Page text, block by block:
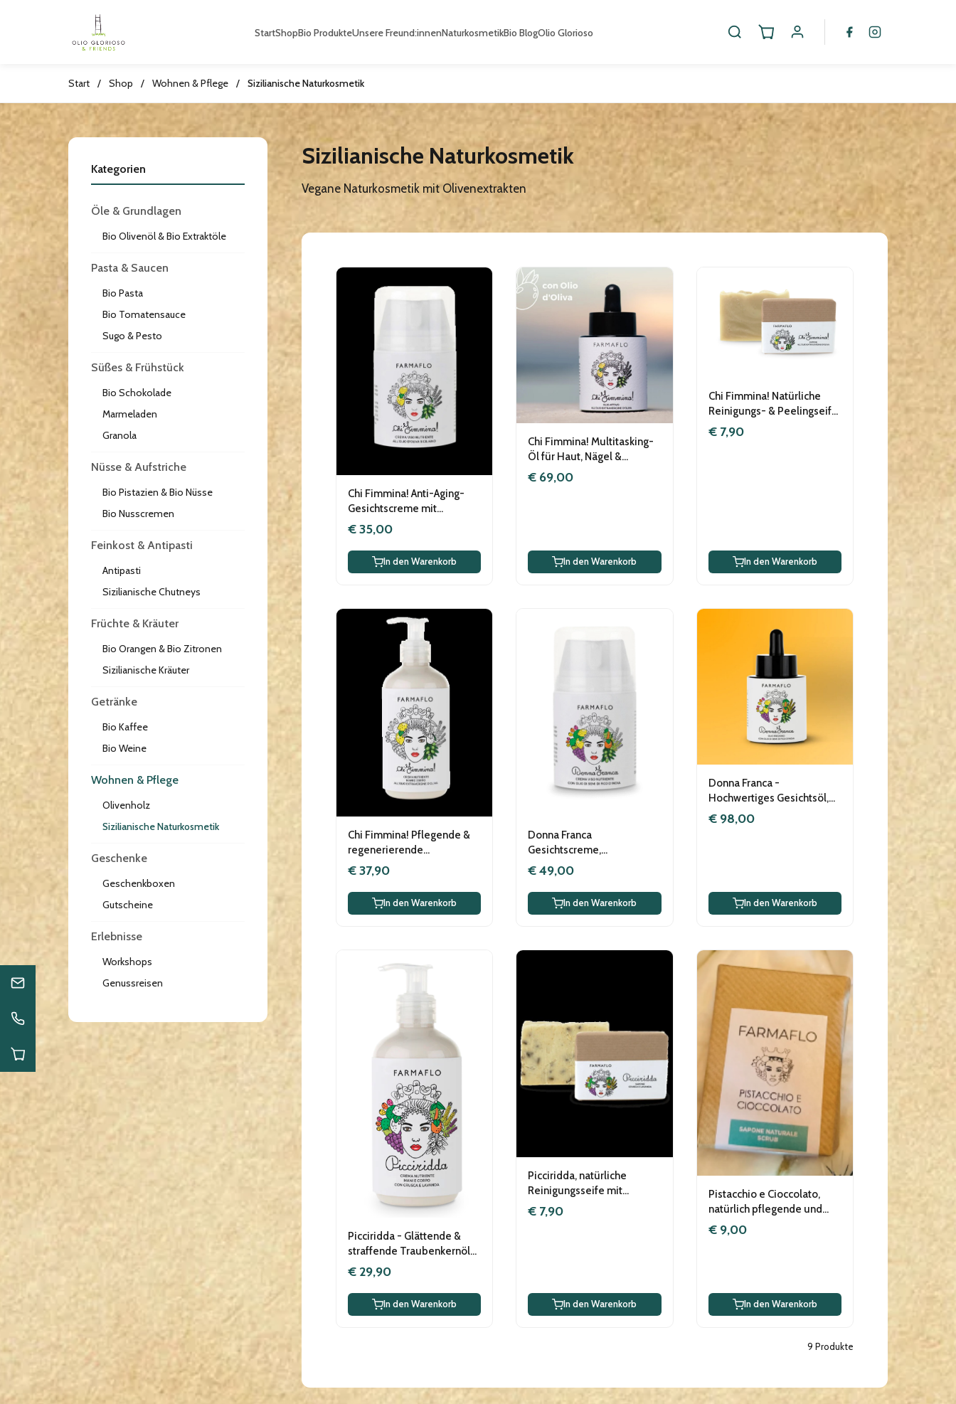
StartShopBio ProdukteUnsere Freund:innenNaturkosmetikBio BlogOlio Glorioso
Start / Shop / Wohnen & Pflege / Sizilianische Naturkosmetik
Kategorien
Öle & Grundlagen
Bio Olivenöl & Bio Extraktöle
Pasta & Saucen
Bio Pasta
Bio Tomatensauce
Sugo & Pesto
Süßes & Frühstück
Bio Schokolade
Marmeladen
Granola
Nüsse & Aufstriche
Bio Pistazien & Bio Nüsse
Bio Nusscremen
Feinkost & Antipasti
Antipasti
Sizilianische Chutneys
Früchte & Kräuter
Bio Orangen & Bio Zitronen
Sizilianische Kräuter
Getränke
Bio Kaffee
Bio Weine
Wohnen & Pflege
Olivenholz
Sizilianische Naturkosmetik
Geschenke
Geschenkboxen
Gutscheine
Erlebnisse
Workshops
Genussreisen
Sizilianische Naturkosmetik
Vegane Naturkosmetik mit Olivenextrakten
Chi Fimmina! Anti-Aging-
Gesichtscreme mit
Olivenextrakten, vegan
€ 35,00
In den Warenkorb
Chi Fimmina! Multitasking-
Öl für Haut, Nägel &
Haarspitzen, vegan
€ 69,00
In den Warenkorb
Chi Fimmina! Natürliche
Reinigungs- & Peelingseife
mit nativem Olivenöl Extra
Vergine, vegan
€ 7,90
In den Warenkorb
Chi Fimmina! Pflegende &
regenerierende
Körpercreme mit
Olivenextrakten&feinstem
Olivenöl Extra V.
€ 37,90
In den Warenkorb
Donna Franca
Gesichtscreme,
Intensivpflege mit
Kaktusfeigenkernöl, vegan
€ 49,00
In den Warenkorb
Donna Franca -
Hochwertiges Gesichtsöl,
vegan
€ 98,00
In den Warenkorb
Picciridda - Glättende &
straffende Traubenkernöl-
Körpercreme, vegan
€ 29,90
In den Warenkorb
Picciridda, natürliche
Reinigungsseife mit
nativem Olivenöl Extra
Vergine, vegan
€ 7,90
In den Warenkorb
Pistacchio e Cioccolato,
natürlich pflegende und
stressabbauende Seife aus
Kakao & Pistazien, vegan
€ 9,00
In den Warenkorb
9 Produkte